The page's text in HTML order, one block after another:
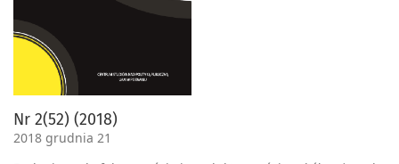
Nr 2(52) (2018)
2018 grudnia 21